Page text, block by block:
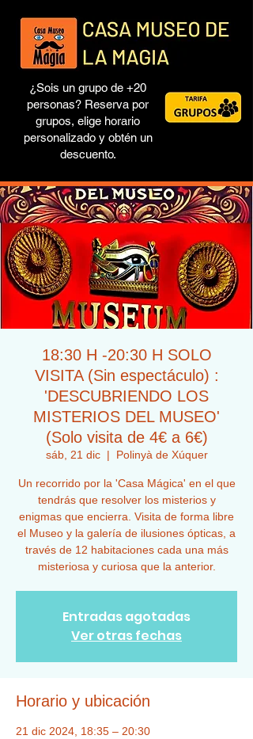
¿Sois un grupo de +20
personas? Reserva por
grupos, elige horario
personalizado y obtén un
descuento.
18:30 H -20:30 H SOLO
VISITA (Sin espectáculo) :
'DESCUBRIENDO LOS
MISTERIOS DEL MUSEO'
(Solo visita de 4€ a 6€)
sáb, 21 dic
  |
Polinyà de Xúquer
Un recorrido por la 'Casa Mágica' en el que
tendrás que resolver los misterios y
enigmas que encierra. Visita de forma libre
el Museo y la galería de ilusiones ópticas, a
través de 12 habitaciones cada una más
misteriosa y curiosa que la anterior.
Entradas agotadas
Ver otras fechas
Horario y ubicación
21 dic 2024, 18:35 – 20:30